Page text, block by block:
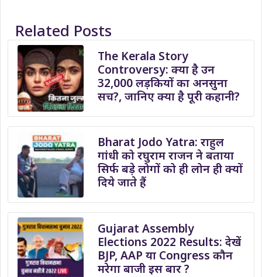
Related Posts
The Kerala Story
Controversy: क्या है उन
32,000 लड़कियों का अनसुना
सच?, जानिए क्या है पूरी कहानी?
Bharat Jodo Yatra: राहुल
गांधी को रघुराम राजन ने बताया
सिर्फ बड़े लोगों को ही लोन ही क्यों
दिये जाते हैं
Gujarat Assembly
Elections 2022 Results: देखें
BJP, AAP या Congress कौन
मरेगा बाजी इस बार ?